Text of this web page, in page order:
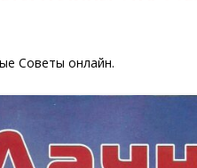
Советы онлайн.